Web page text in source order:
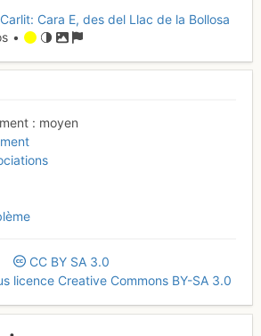
Cara E, des del Llac de la Bollosa
•
moyen
CC BY SA 3.0
licence Creative Commons BY-SA 3.0